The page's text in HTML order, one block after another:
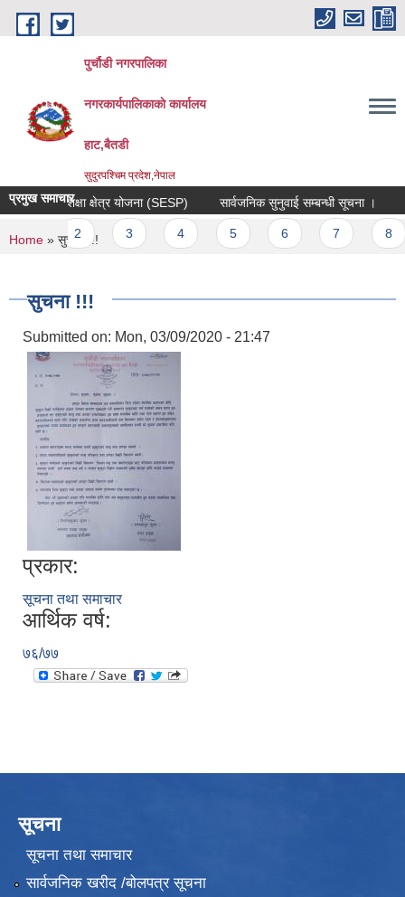
Skip to main content
पुर्चौडी नगरपालिका
नगरकार्यपालिकाकाे कार्यालय
हाट,बैतडी
सुदुरपश्चिम प्रदेश,नेपाल
प्रमुख समाचार
विद्यालय शिक्षा क्षेत्र योजना (SESP) सार्वजनिक सुनुवाई सम्बन्धी सूचना ।
Pages
2
You are here
Home » सुचना !!!
सुचना !!!
Submitted on: Mon, 03/09/2020 - 21:47
प्रकार:
सूचना तथा समाचार
आर्थिक वर्ष:
७६/७७
सूचना
सूचना तथा समाचार
सार्वजनिक खरीद /बोलपत्र सूचना